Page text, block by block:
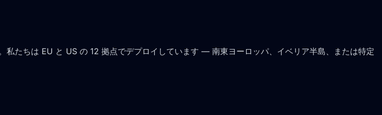
たちは EU と US の 12 拠点でデプロイしています — 南東ヨーロッパ、イベリア半島、または特定